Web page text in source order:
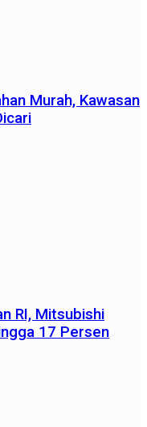
Murah, Kawasan
RI, Mitsubishi
17 Persen